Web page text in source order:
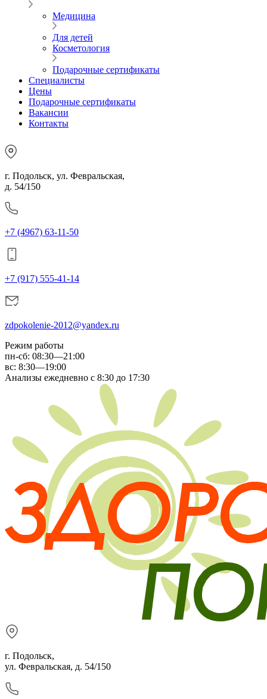
Медицина
Для детей
Косметология
Подарочные сертификаты
Специалисты
Цены
Подарочные сертификаты
Вакансии
Контакты
г. Подольск, ул. Февральская,
д. 54/150
+7 (4967) 63-11-50
+7 (917) 555-41-14
zdpokolenie-2012@yandex.ru
Режим работы
пн-сб: 08:30—21:00
вс: 8:30—19:00
Анализы ежедневно с 8:30 до 17:30
г. Подольск,
ул. Февральская, д. 54/150